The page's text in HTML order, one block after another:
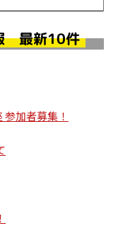
最新10件
加者募集！